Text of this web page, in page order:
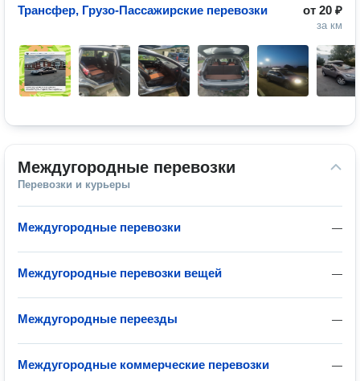
от 20 ₽
за км
Трансфер, Грузо-Пассажирские перевозки
Междугородные перевозки
Перевозки и курьеры
—
Междугородные перевозки
—
Междугородные перевозки вещей
—
Междугородные переезды
—
Междугородные коммерческие перевозки